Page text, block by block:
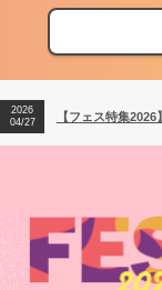
【フェス特集2026
【ライブ動員ラン
2026
04/27
【フェス特集
2026
【ライブ動員ラン